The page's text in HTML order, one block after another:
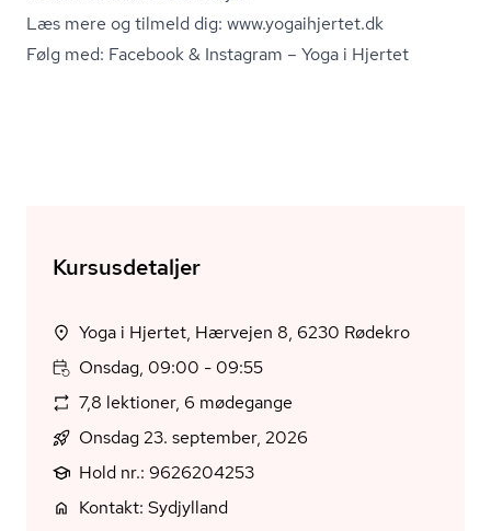
Læs mere og tilmeld dig: www.yogaihjertet.dk
Følg med: Facebook & Instagram – Yoga i Hjertet
Kursusdetaljer
Yoga i Hjertet, Hærvejen 8, 6230 Rødekro
Onsdag, 09:00 - 09:55
7,8 lektioner, 6 mødegange
Onsdag 23. september, 2026
Hold nr.: 9626204253
Kontakt: Sydjylland